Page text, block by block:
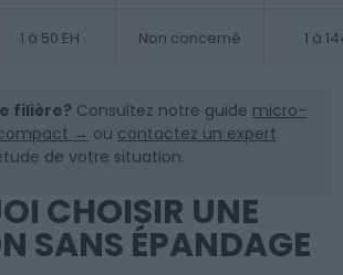
1 à 50 EH Non concerné 1 à
filière? Consultez notre guide micro-
→ ou contactez un expert
de votre situation.
CHOISIR UNE
SANS ÉPANDAGE